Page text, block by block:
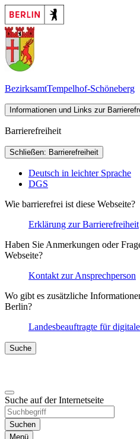
BezirksamtTempelhof-Schöneberg
Informationen und Links zur
Barrierefreiheit
Schließen: Barrierefreiheit
Deutsch in leichter Sprache
DGS
Wie barrierefrei ist diese Webseite?
Erklärung zur Barrierefreiheit
Haben Sie Anmerkungen oder
Webseite?
Kontakt zur Ansprechperson
Wo gibt es zusätzliche
Berlin?
Landesbeauftragte für
Suche
Suche auf der Internetseite
Suchen
Menü